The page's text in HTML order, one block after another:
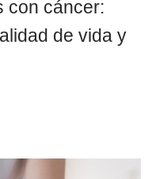
con cáncer:
de vida y